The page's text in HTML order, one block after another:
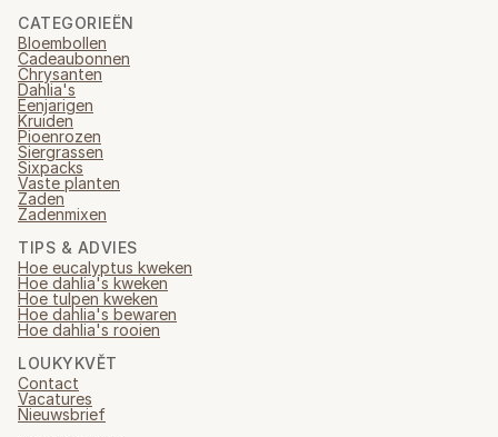
CATEGORIEËN
Bloembollen
Cadeaubonnen
Chrysanten
Dahlia's
Eenjarigen
Kruiden
Pioenrozen
Siergrassen
Sixpacks
Vaste planten
Zaden
Zadenmixen
TIPS & ADVIES
Hoe eucalyptus kweken
Hoe dahlia's kweken
Hoe tulpen kweken
Hoe dahlia's bewaren
Hoe dahlia's rooien
LOUKYKVĚT
Contact
Vacatures
Nieuwsbrief